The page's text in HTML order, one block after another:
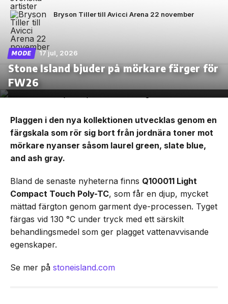
Bryson Tiller till Avicci Arena 22 november
MODE 17 jul, 2026
Stone Island bjuder på mörkare färger för
FW26
Plaggen i den nya kollektionen utvecklas genom en
färgskala som rör sig bort från jordnära toner mot
mörkare nyanser såsom laurel green, slate blue,
and ash gray.
Bland de senaste nyheterna finns Q100011 Light
Compact Touch Poly-TC, som får en djup, mycket
mättad färgton genom garment dye-processen. Tyget
färgas vid 130 °C under tryck med ett särskilt
behandlingsmedel som ger plagget vattenavvisande
egenskaper.
Se mer på stoneisland.com